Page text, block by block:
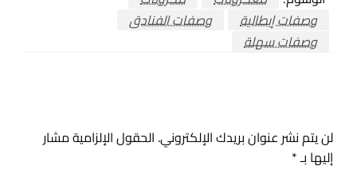
وصفات إيطالية
وصفات الفنادق
وصفات سهلة
لن يتم نشر عنوان بريدك الإلكتروني. الحقول الإلزامية مشار
إليها بـ*